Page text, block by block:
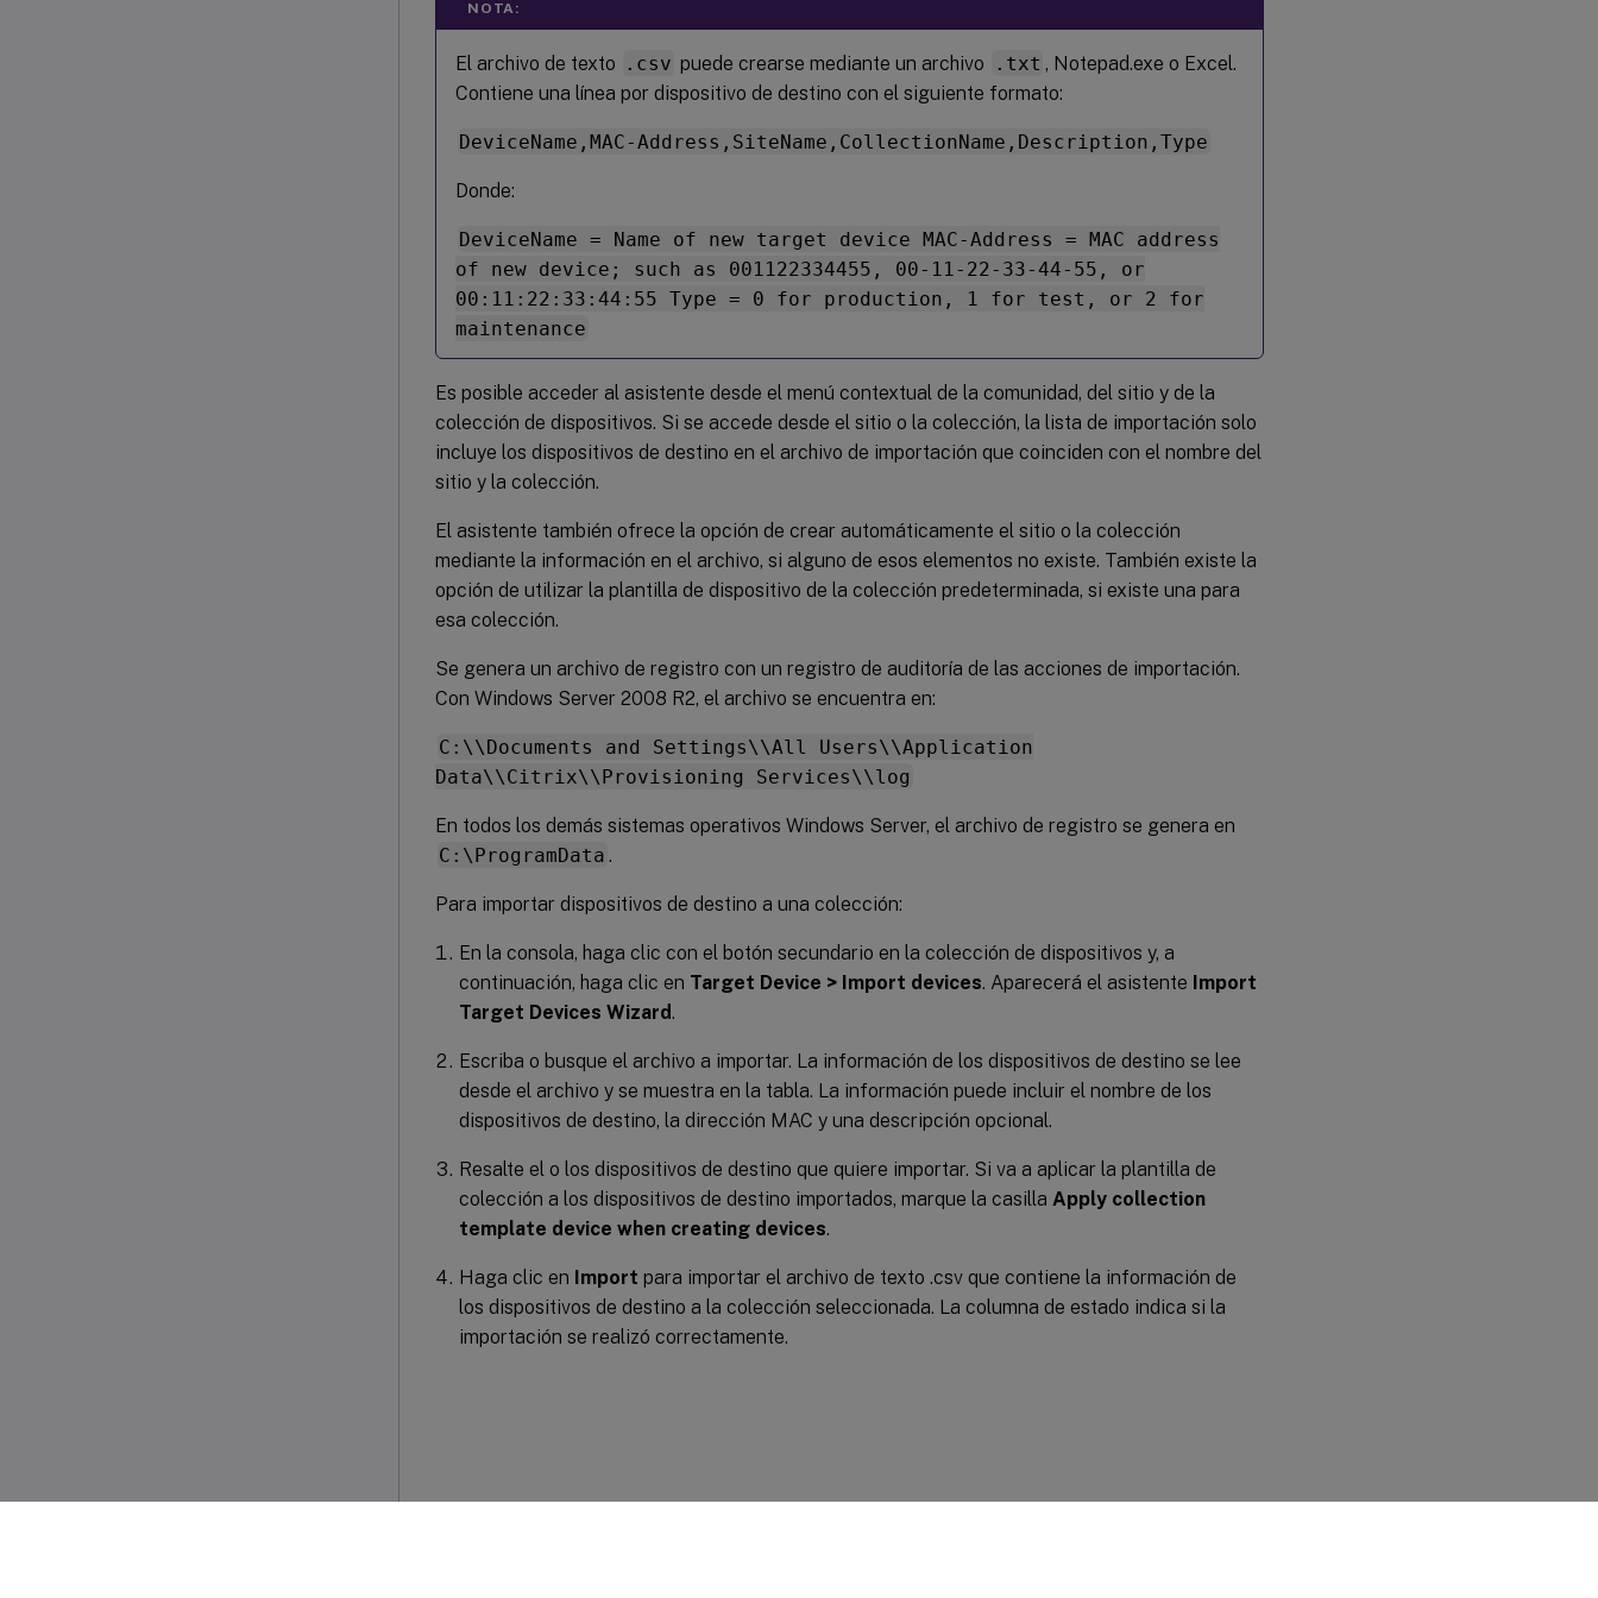
NOTA:
El archivo de texto .csv puede crearse mediante un archivo .txt , Notepad.exe o Excel.
Contiene una línea por dispositivo de destino con el siguiente formato:
DeviceName,MAC-Address,SiteName,CollectionName,Description,Type
Donde:
DeviceName = Name of new target device MAC-Address = MAC address
of new device; such as 001122334455, 00-11-22-33-44-55, or
00:11:22:33:44:55 Type = 0 for production, 1 for test, or 2 for
maintenance
Es posible acceder al asistente desde el menú contextual de la comunidad, del sitio y de la
colección de dispositivos. Si se accede desde el sitio o la colección, la lista de importación solo
incluye los dispositivos de destino en el archivo de importación que coinciden con el nombre del
sitio y la colección.
El asistente también ofrece la opción de crear automáticamente el sitio o la colección
mediante la información en el archivo, si alguno de esos elementos no existe. También existe la
opción de utilizar la plantilla de dispositivo de la colección predeterminada, si existe una para
esa colección.
Se genera un archivo de registro con un registro de auditoría de las acciones de importación.
Con Windows Server 2008 R2, el archivo se encuentra en:
C:\\Documents and Settings\\All Users\\Application
Data\\Citrix\\Provisioning Services\\log
En todos los demás sistemas operativos Windows Server, el archivo de registro se genera en
C:\ProgramData .
Para importar dispositivos de destino a una colección:
En la consola, haga clic con el botón secundario en la colección de dispositivos y, a
continuación, haga clic en Target Device > Import devices. Aparecerá el asistente Import
Target Devices Wizard .
Escriba o busque el archivo a importar. La información de los dispositivos de destino se lee
desde el archivo y se muestra en la tabla. La información puede incluir el nombre de los
dispositivos de destino, la dirección MAC y una descripción opcional.
Resalte el o los dispositivos de destino que quiere importar. Si va a aplicar la plantilla de
colección a los dispositivos de destino importados, marque la casilla Apply collection
template device when creating devices.
Haga clic en Import para importar el archivo de texto .csv que contiene la información de
los dispositivos de destino a la colección seleccionada. La columna de estado indica si la
importación se realizó correctamente.